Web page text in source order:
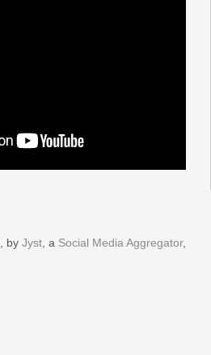
, by Jyst, a Social Media Aggregator,